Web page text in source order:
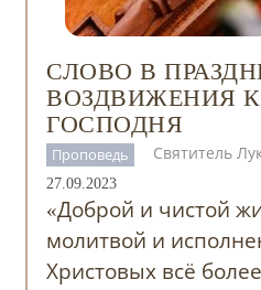
СЛОВО В
ВОЗДВИЖЕНИЯ
ГОСПОДНЯ
Проповедь
Святитель
27.09.2023
«Доброй и чистой
молитвой и
Христовых всё